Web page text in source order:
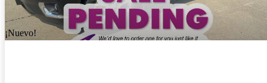
¡Nuevo!